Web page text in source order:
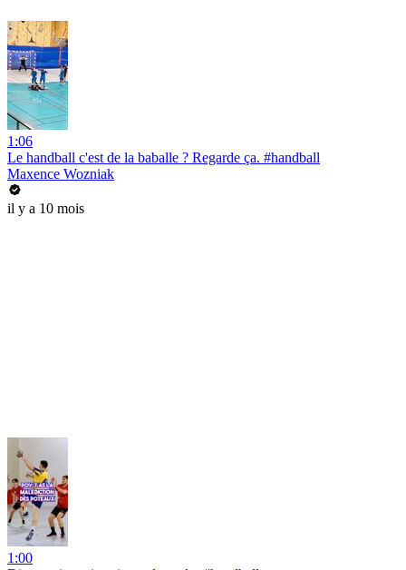
1:06
Le handball c'est de la baballe ? Regarde ça. #handball
Maxence Wozniak
il y a 10 mois
1:00